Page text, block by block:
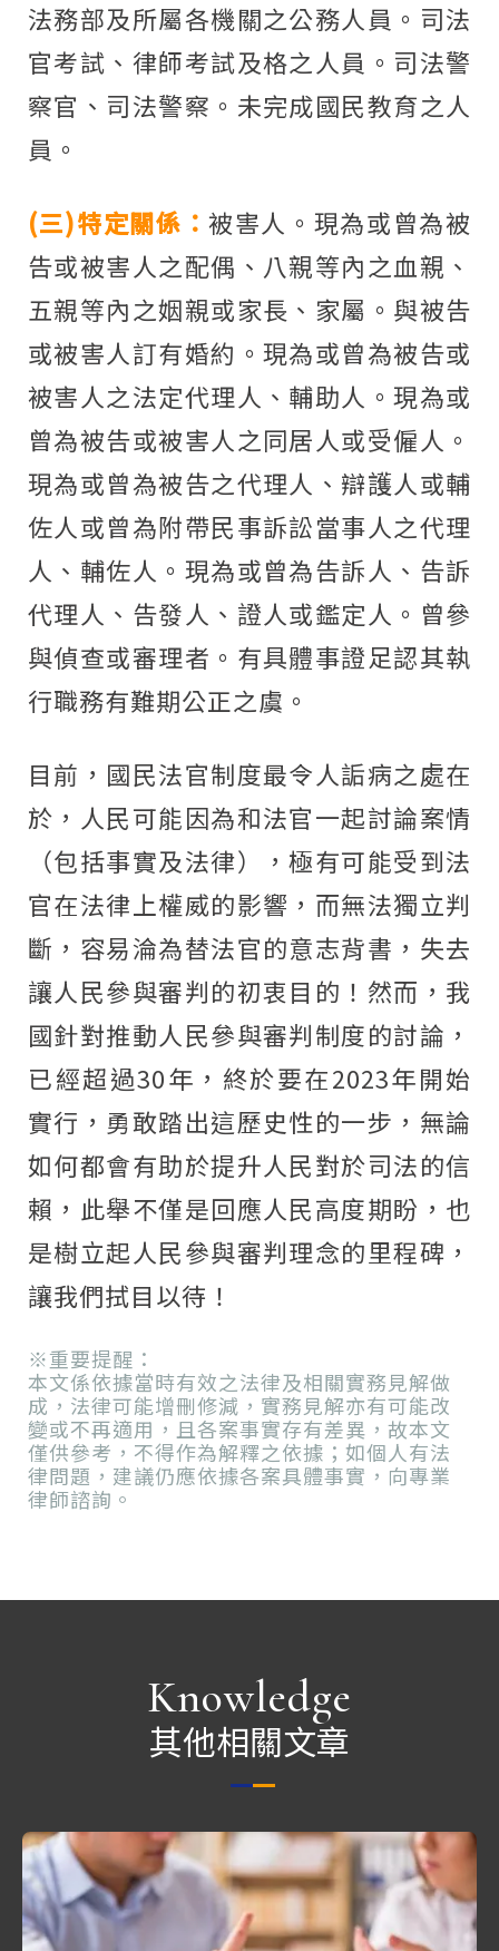
法務部及所屬各機關之公務人員。司法
官考試、律師考試及格之人員。司法警
察官、司法警察。未完成國民教育之人
員。
(三)特定關係：被害人。現為或曾為被
告或被害人之配偶、八親等內之血親、
五親等內之姻親或家長、家屬。與被告
或被害人訂有婚約。現為或曾為被告或
被害人之法定代理人、輔助人。現為或
曾為被告或被害人之同居人或受僱人。
現為或曾為被告之代理人、辯護人或輔
佐人或曾為附帶民事訴訟當事人之代理
人、輔佐人。現為或曾為告訴人、告訴
代理人、告發人、證人或鑑定人。曾參
與偵查或審理者。有具體事證足認其執
行職務有難期公正之虞。
目前，國民法官制度最令人詬病之處在
於，人民可能因為和法官一起討論案情
（包括事實及法律），極有可能受到法
官在法律上權威的影響，而無法獨立判
斷，容易淪為替法官的意志背書，失去
讓人民參與審判的初衷目的！然而，我
國針對推動人民參與審判制度的討論，
已經超過30年，終於要在2023年開始
實行，勇敢踏出這歷史性的一步，無論
如何都會有助於提升人民對於司法的信
賴，此舉不僅是回應人民高度期盼，也
是樹立起人民參與審判理念的里程碑，
讓我們拭目以待！
※重要提醒：
本文係依據當時有效之法律及相關實務見解做
成，法律可能增刪修減，實務見解亦有可能改
變或不再適用，且各案事實存有差異，故本文
僅供參考，不得作為解釋之依據；如個人有法
律問題，建議仍應依據各案具體事實，向專業
律師諮詢。
Knowledge
其他相關文章